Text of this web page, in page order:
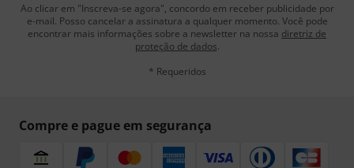
Ao clicar em "Inscreva-se agora", concordo em receber publicidade por
e-mail. Posso cancelar a assinatura a qualquer momento. Você pode
encontrar mais informações sobre a newsletter na nossa diretriz de
proteção de dados.
* Requeridos
Compre e pague em segurança